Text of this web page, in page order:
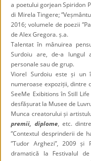
a poetului gorjean Spiridon
di Mirela Tingere;
2016; volumele de poezii
de Alex Gregora. ș.a.
Talentat în mânuirea
Surdoiu are, de-a lungul
personale sau de grup.
Viorel Surdoiu este și
numeroase expoziții, dintre
SeeMe Exibitions în Still
desfășurat la Musee de
Munca creatorului și
premii, diplome, etc.
”Contextul desprinderii de
”Tudor Arghezi”, 2009 și
dramatică la Festivalul